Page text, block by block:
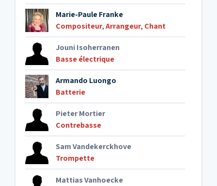
Marie-Paule Franke
Compositeur,Arrangeur, Chant
Jouni Isoherranen
Basse électrique
Armando Luongo
Batterie
Pieter Mortier
Contrebasse
Sam Vandekerckhove
Trompette
Mattias Vanhoecke